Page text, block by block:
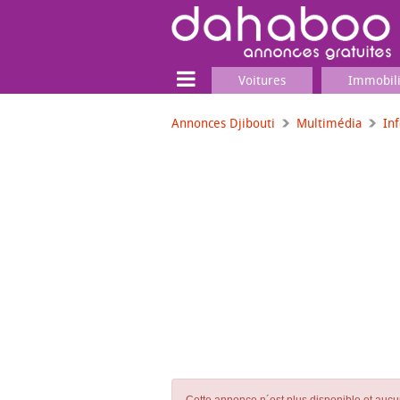
Voitures
Annonces Djibouti Multimédia